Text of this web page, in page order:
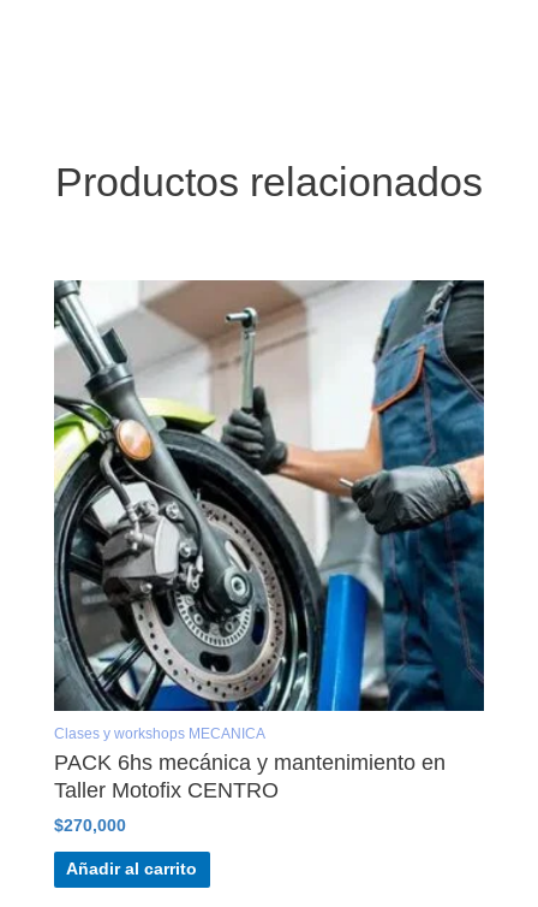
Productos relacionados
Clases y workshops MECANICA
PACK 6hs mecánica y mantenimiento en
Taller Motofix CENTRO
$270,000
Añadir al carrito